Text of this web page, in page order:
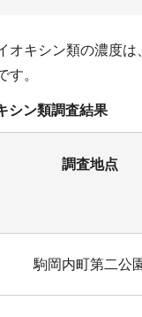
オキシン類の濃度
す。
シン類調査結果
調査地点
駒岡内町第二公